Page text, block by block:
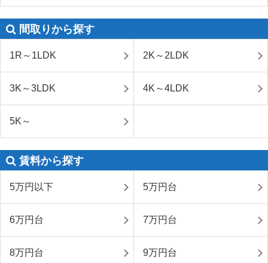
間取りから探す
1R～1LDK 2K～2LDK
3K～3LDK 4K～4LDK
5K～
賃料から探す
5万円以下 5万円台
6万円台 7万円台
8万円台 9万円台